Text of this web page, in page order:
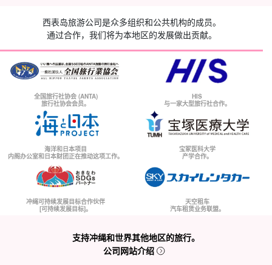
西表岛旅游公司是众多组织和公共机构的成员。
通过合作，我们将为本地区的发展做出贡献。
全国旅行社协会 (ANTA)
旅行社协会会员。
HIS
与一家大型旅行社合作。
海洋和日本项目
内阁办公室和日本财团正在推动这项工作。
宝冢医科大学
产学合作。
冲绳可持续发展目标合作伙伴
[可持续发展目标]。
天空租车
汽车租赁业务联盟。
支持冲绳和世界其他地区的旅行。
公司网站介绍